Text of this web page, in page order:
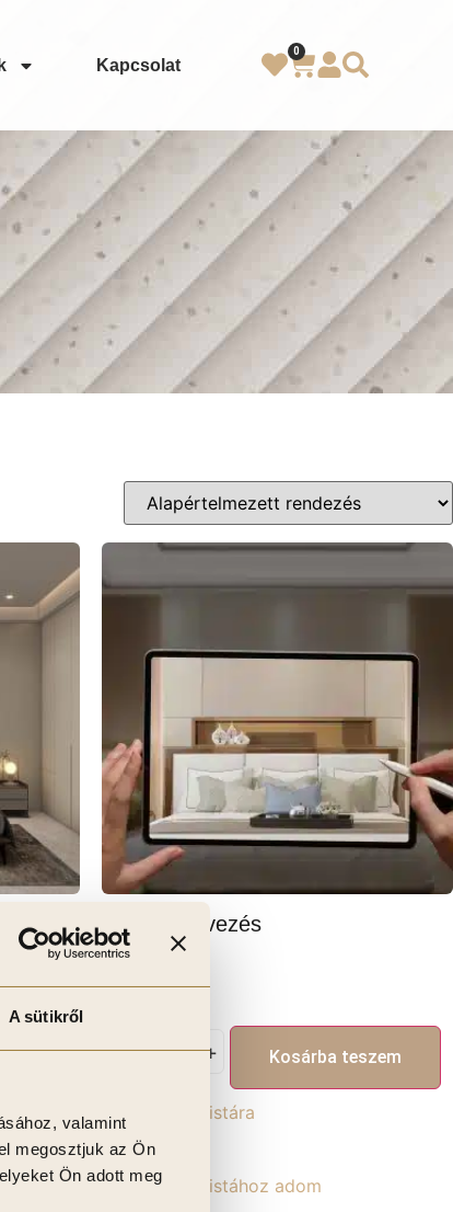
A sütikről
valamint
megosztjuk az Ön
Ön adott meg
Kapcsolat
0
Látványtervezés
5 080Ft
- + Kosárba teszem
Kívánságlistára
Kívánságlistához adom